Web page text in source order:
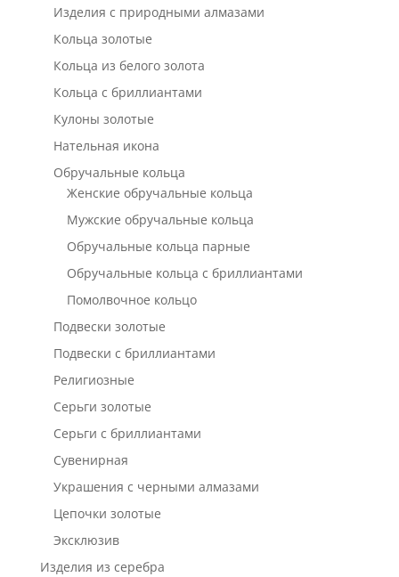
Изделия с природными алмазами
Кольца золотые
Кольца из белого золота
Кольца с бриллиантами
Кулоны золотые
Нательная икона
Обручальные кольца
Женские обручальные кольца
Мужские обручальные кольца
Обручальные кольца парные
Обручальные кольца с бриллиантами
Помолвочное кольцо
Подвески золотые
Подвески с бриллиантами
Религиозные
Серьги золотые
Серьги с бриллиантами
Сувенирная
Украшения с черными алмазами
Цепочки золотые
Эксклюзив
Изделия из серебра